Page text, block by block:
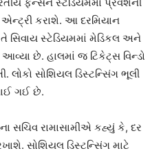
કરાશે. આ દરમિયાન
સિવાય સ્ટેડિયમમાં મેડિકલ અને
છે. હાલમાં જ ટિકેટ્સ વિન્ડો
લોકો સોશિયલ ડિસ્ટન્સિંગ ભૂલી
ગઈ છે.
સચિવ રામાસામીએ કહ્યું કે, દર
સોશિયલ ડિસ્ટન્સિંગ માટે